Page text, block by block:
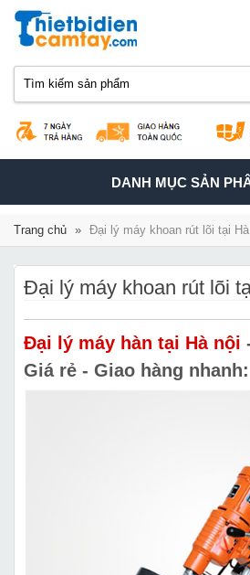
TOGGLE
NAVIGATION
DANH MỤC SẢN
Trang chủ » Đại lý máy khoan rút lõi tại
Đại lý máy khoan rút lõi
Đại lý máy hàn tại Hà nội
Giá rẻ - Giao hàng nhanh: